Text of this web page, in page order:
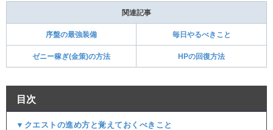
関連記事
序盤の最強装備 毎日やるべきこと
ゼニー稼ぎ(金策)の方法 HPの回復方法
目次
▼クエストの進め方と覚えておくべきこと